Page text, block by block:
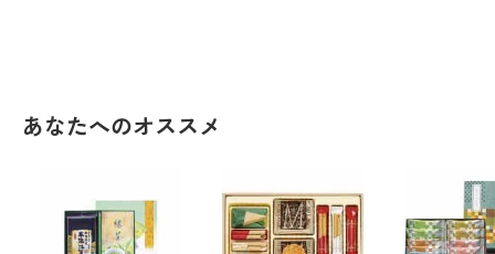
あなたへのオススメ